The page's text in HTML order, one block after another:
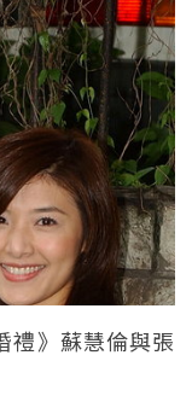
禮》蘇慧倫與張